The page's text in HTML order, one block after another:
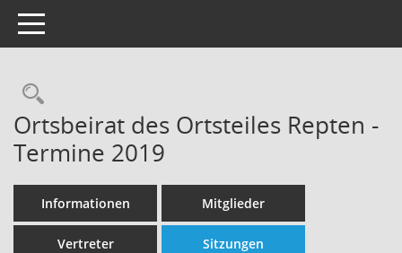
Toggle navigation
Rechercheauswahl
Ortsbeirat des Ortsteiles Repten -
Termine 2019
Informationen Mitglieder
Vertreter Sitzungen